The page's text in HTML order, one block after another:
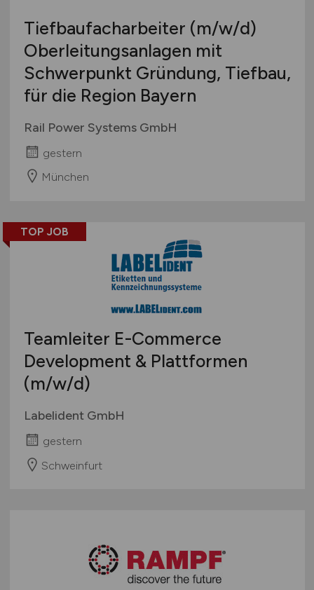
Tiefbaufacharbeiter (m/w/d)
Oberleitungsanlagen mit
Schwerpunkt Gründung, Tiefbau,
für die Region Bayern
Rail Power Systems GmbH
gestern
München
TOP JOB
Teamleiter E-Commerce
Development & Plattformen
(m/w/d)
Labelident GmbH
gestern
Schweinfurt